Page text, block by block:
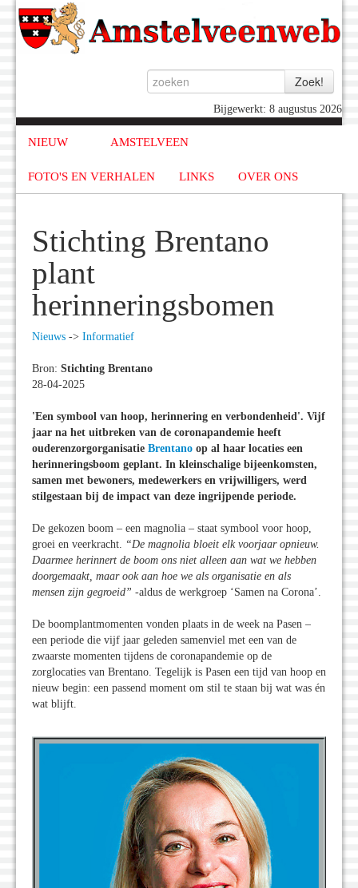
Bijgewerkt: 8 augustus 2026
NIEUW AMSTELVEEN
FOTO'S EN VERHALEN LINKS OVER ONS
Stichting Brentano
plant
herinneringsbomen
Nieuws -> Informatief
Bron: Stichting Brentano
28-04-2025
'Een symbool van hoop, herinnering en verbondenheid'. Vijf
jaar na het uitbreken van de coronapandemie heeft
ouderenzorgorganisatie Brentano op al haar locaties een
herinneringsboom geplant. In kleinschalige bijeenkomsten,
samen met bewoners, medewerkers en vrijwilligers, werd
stilgestaan bij de impact van deze ingrijpende periode.
De gekozen boom – een magnolia – staat symbool voor hoop,
groei en veerkracht. “De magnolia bloeit elk voorjaar opnieuw.
Daarmee herinnert de boom ons niet alleen aan wat we hebben
doorgemaakt, maar ook aan hoe we als organisatie en als
mensen zijn gegroeid” -aldus de werkgroep ‘Samen na Corona’.
De boomplantmomenten vonden plaats in de week na Pasen –
een periode die vijf jaar geleden samenviel met een van de
zwaarste momenten tijdens de coronapandemie op de
zorglocaties van Brentano. Tegelijk is Pasen een tijd van hoop en
nieuw begin: een passend moment om stil te staan bij wat was én
wat blijft.